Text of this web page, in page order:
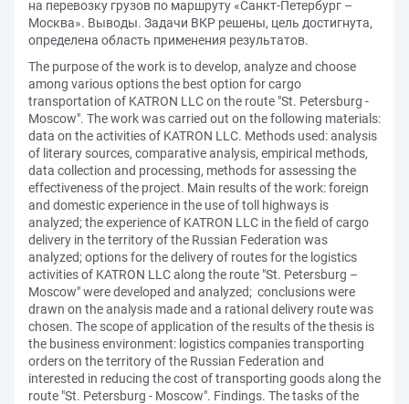
на перевозку грузов по маршруту «Санкт-Петербург –
Москва». Выводы. Задачи ВКР решены, цель достигнута,
определена область применения результатов.
The purpose of the work is to develop, analyze and choose
among various options the best option for cargo
transportation of KATRON LLC on the route "St. Petersburg -
Moscow". The work was carried out on the following materials:
data on the activities of KATRON LLC. Methods used: analysis
of literary sources, comparative analysis, empirical methods,
data collection and processing, methods for assessing the
effectiveness of the project. Main results of the work: foreign
and domestic experience in the use of toll highways is
analyzed; the experience of KATRON LLC in the field of cargo
delivery in the territory of the Russian Federation was
analyzed; options for the delivery of routes for the logistics
activities of KATRON LLC along the route "St. Petersburg –
Moscow" were developed and analyzed; conclusions were
drawn on the analysis made and a rational delivery route was
chosen. The scope of application of the results of the thesis is
the business environment: logistics companies transporting
orders on the territory of the Russian Federation and
interested in reducing the cost of transporting goods along the
route "St. Petersburg - Moscow". Findings. The tasks of the